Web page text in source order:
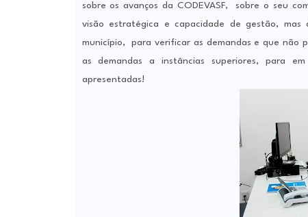
sobre os avanços da CODEVASF, sobre o seu
visão estratégica e capacidade de gestão,
município, para verificar as demandas e que não
as demandas a instâncias superiores, para
apresentadas!